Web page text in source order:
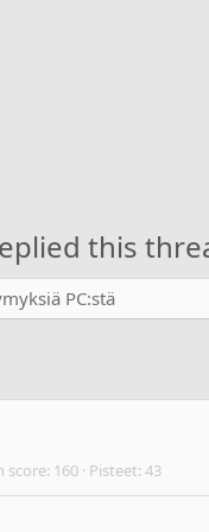
this
PC:stä
score 160 Pisteet 43